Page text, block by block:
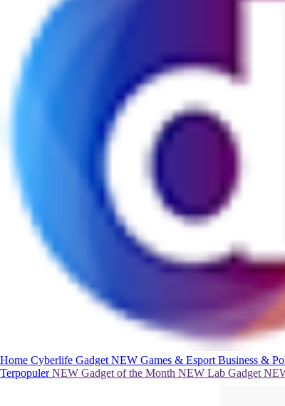
Home Cyberlife Gadget NEW Games & Esport Business &
TerpopulerNEW Gadget of the Month NEW Lab Gadget